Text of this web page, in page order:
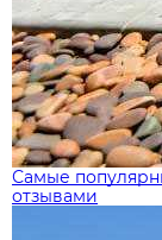
Самые
отзывами